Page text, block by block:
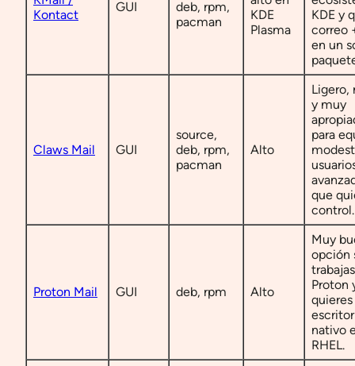
Kontact
GUI
deb, rpm,
pacman
KDE
Plasma
KDE y
correo
en un
Claws Mail GUI
source,
deb, rpm,
pacman
Alto
Ligero,
y muy
para
que
control.
Proton Mail GUI deb, rpm Alto
Muy
opción
Proton
quieres
nativo
RHEL.